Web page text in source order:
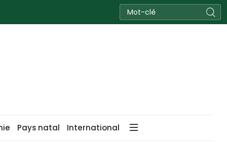
Pays natal International